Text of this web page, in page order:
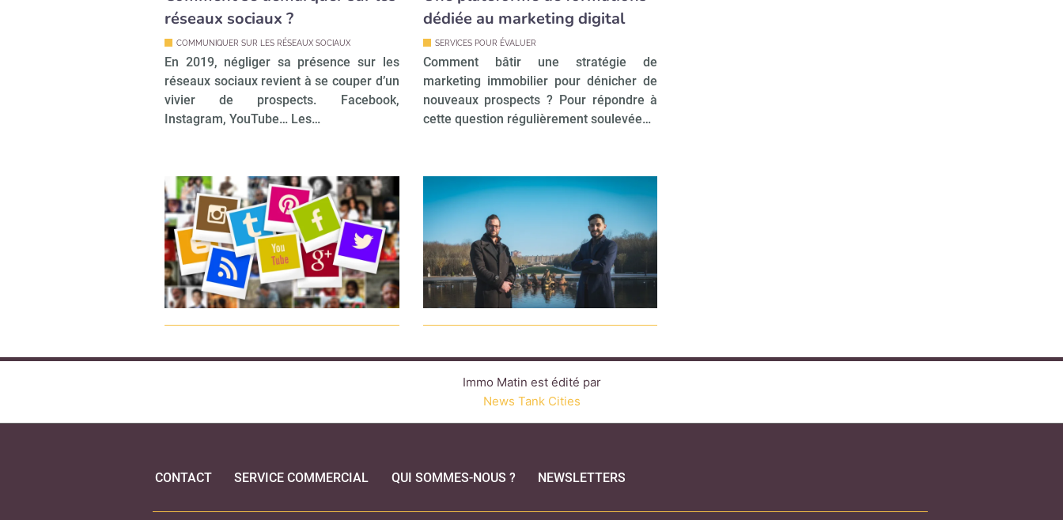
réseaux sociaux ?
COMMUNIQUER SUR LES RÉSEAUX SOCIAUX
En 2019, négliger sa présence sur les
réseaux sociaux revient à se couper d’un
vivier de prospects. Facebook,
Instagram, YouTube… Les…
dédiée au marketing digital
SERVICES POUR ÉVALUER
Comment bâtir une stratégie de
marketing immobilier pour dénicher de
nouveaux prospects ? Pour répondre à
cette question régulièrement soulevée…
Immo Matin est édité par
News Tank Cities
CONTACT SERVICE COMMERCIAL QUI SOMMES-NOUS ? NEWSLETTERS